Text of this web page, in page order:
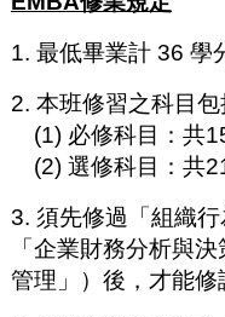
1. 最低畢業計 36 學
2. 本班修習之科目包
(1) 必修科目：共
(2) 選修科目：共
3. 須先修過「組織行
「企業財務分析與
管理」）後，才能修